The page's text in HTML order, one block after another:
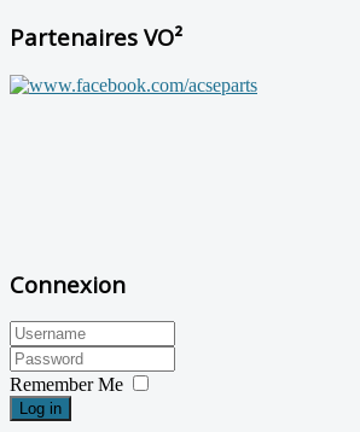
Partenaires VO²
Connexion
Remember Me
Log in